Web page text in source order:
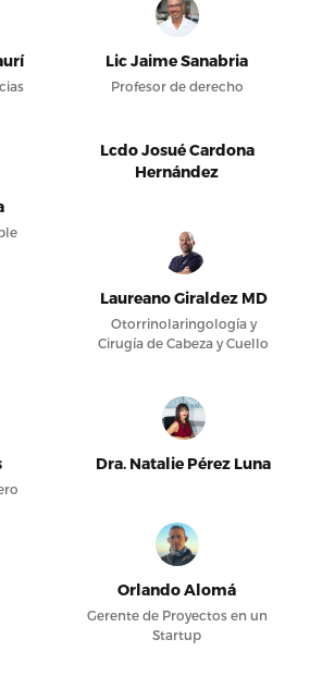
Lic Jaime Sanabria
Profesor de derecho
Lcdo Josué Cardona
Hernández
Laureano Giraldez MD
Otorrinolaringología y
Cirugía de Cabeza y Cuello
Dra. Natalie Pérez Luna
Orlando Alomá
Gerente de Proyectos en un
Startup